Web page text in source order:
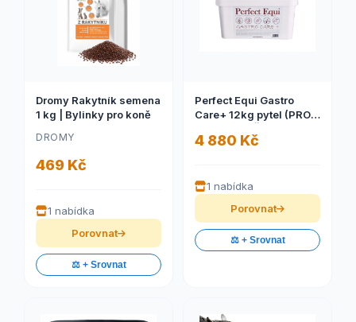
Dromy Rakytník semena
1 kg | Bylinky pro koně
DROMY
469 Kč
1 nabídka
Porovnat
⚖️ + Srovnat
Perfect Equi Gastro
Care+ 12kg pytel (PRO
ŽALUDEK, PRO DOBRÉ
4 880 Kč
1 nabídka
Porovnat
⚖️ + Srovnat